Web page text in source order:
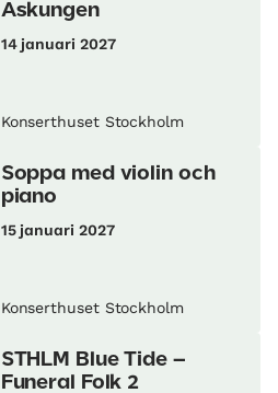
Askungen
14 januari 2027
Konserthuset Stockholm
Soppa med violin och
piano
15 januari 2027
Konserthuset Stockholm
STHLM Blue Tide –
Funeral Folk 2